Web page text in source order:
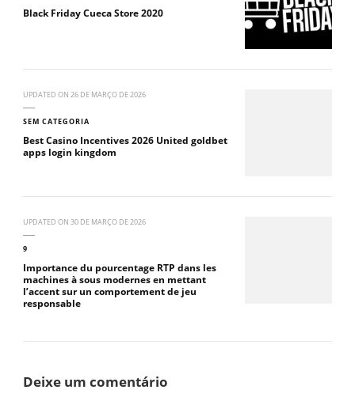
Black Friday Cueca Store 2020
UPDATED ON 26 DE MARÇO DE 2026
SEM CATEGORIA
Best Casino Incentives 2026 United goldbet
apps login kingdom
UPDATED ON 30 DE MARÇO DE 2026
9
Importance du pourcentage RTP dans les
machines à sous modernes en mettant
l’accent sur un comportement de jeu
responsable
Deixe um comentário